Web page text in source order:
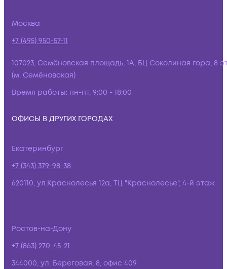
Москва
+7 (495) 950-57-11
107023, Семёновская площадь, 1А, БЦ Соколиная гора, 8
(м. Семёновская)
Время работы: пн-пт, 9:00 - 18:00
ОФИСЫ В ДРУГИХ ГОРОДАХ
Екатеринбург
+7 (343) 379-98-38
620110, ул.Краснолесья 12а, ТЦ "Краснолесье", 4-й этаж
Ростов-на-Дону
+7 (863) 270-45-21
344000, ул. Береговая, 8, офис 409